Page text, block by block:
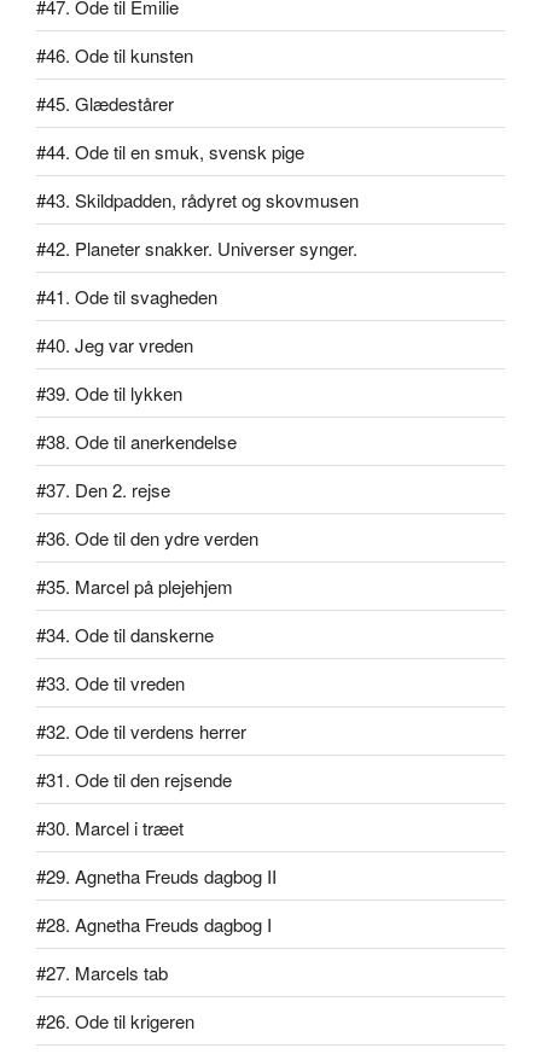
#47. Ode til Emilie
#46. Ode til kunsten
#45. Glædestårer
#44. Ode til en smuk, svensk pige
#43. Skildpadden, rådyret og skovmusen
#42. Planeter snakker. Universer synger.
#41. Ode til svagheden
#40. Jeg var vreden
#39. Ode til lykken
#38. Ode til anerkendelse
#37. Den 2. rejse
#36. Ode til den ydre verden
#35. Marcel på plejehjem
#34. Ode til danskerne
#33. Ode til vreden
#32. Ode til verdens herrer
#31. Ode til den rejsende
#30. Marcel i træet
#29. Agnetha Freuds dagbog II
#28. Agnetha Freuds dagbog I
#27. Marcels tab
#26. Ode til krigeren